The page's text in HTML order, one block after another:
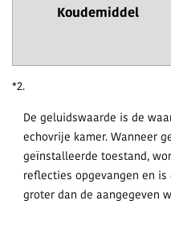
Koudemiddel
*2.
De geluidswaarde is de
echovrije kamer. Wanneer
geïnstalleerde toestand,
reflecties opgevangen en
groter dan de aangegeven